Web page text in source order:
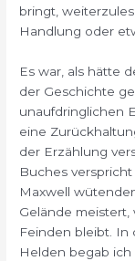
bringt,
Handlung oder
Es war, als hätte
der Geschichte
unaufdringlichen
eine
der Erzählung
Buches
Maxwell
Gelände
Feinden bleibt. In
Helden begab ich